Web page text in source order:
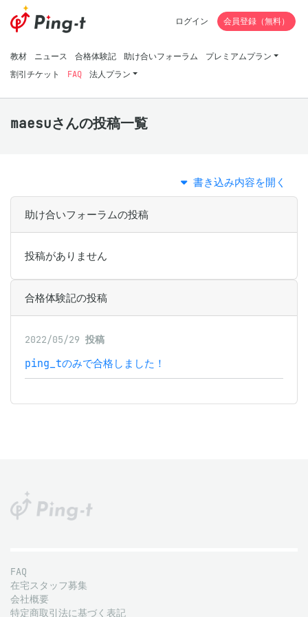
教材 ニュース 合格体験記 助け合いフォーラム
プレミアムプラン
割引チケット
FAQ 法人プラン
ログイン 会員登録（無料）
maesuさんの投稿一覧
書き込み内容を開く
助け合いフォーラムの投稿
投稿がありません
合格体験記の投稿
2022/05/29 投稿
ping_tのみで合格しました！
FAQ
在宅スタッフ募集
会社概要
特定商取引法に基づく表記